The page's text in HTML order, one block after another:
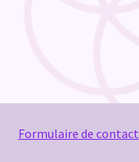
Formulaire de contact